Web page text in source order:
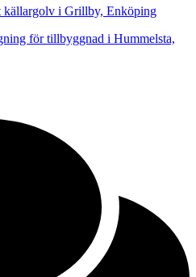
källargolv i Grillby, Enköping
för tillbyggnad i Hummelsta,